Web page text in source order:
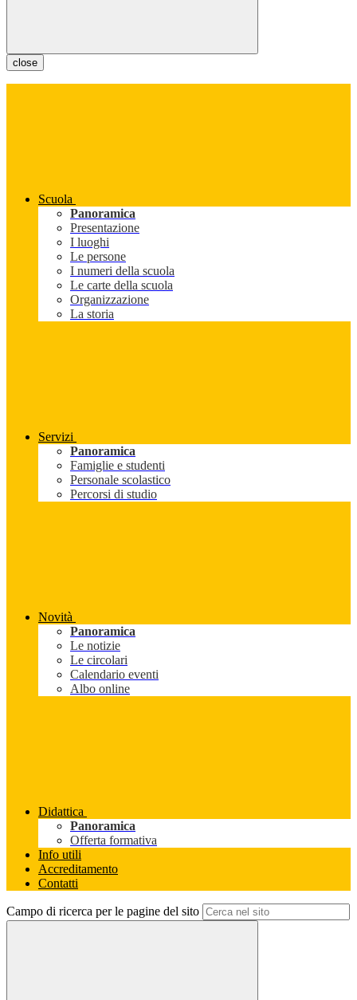
close
Scuola
Panoramica
Presentazione
I luoghi
Le persone
I numeri della scuola
Le carte della scuola
Organizzazione
La storia
Servizi
Panoramica
Famiglie e studenti
Personale scolastico
Percorsi di studio
Novità
Panoramica
Le notizie
Le circolari
Calendario eventi
Albo online
Didattica
Panoramica
Offerta formativa
Info utili
Accreditamento
Contatti
Campo di ricerca per le pagine del sito